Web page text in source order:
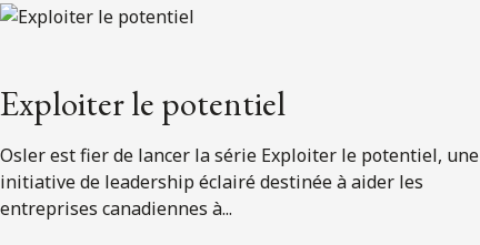
Exploiter le potentiel
Osler est fier de lancer la série Exploiter le potentiel, une
initiative de leadership éclairé destinée à aider les
entreprises canadiennes à...